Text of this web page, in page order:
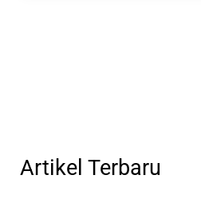
Artikel Terbaru